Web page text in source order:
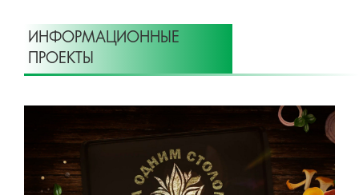
ИНФОРМАЦИОННЫЕ
ПРОЕКТЫ